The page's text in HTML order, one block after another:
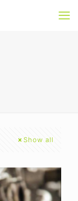
Show all